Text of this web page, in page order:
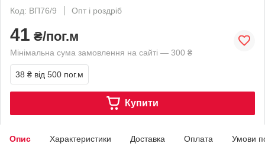
Код: ВП76/9
Опт і роздріб
41 ₴/пог.м
Мінімальна сума замовлення на сайті — 300 ₴
38 ₴ від 500 пог.м
Купити
Опис Характеристики Доставка Оплата Умови